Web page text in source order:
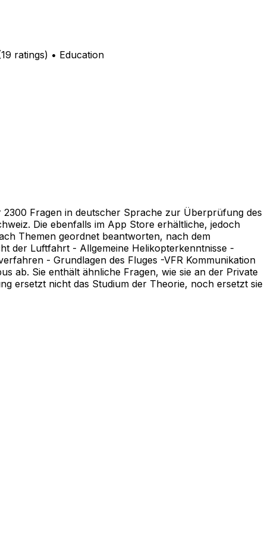
ratings) • Education
Fragen in deutscher Sprache zur Überprüfung des
Die ebenfalls im App Store erhältliche, jedoch
Themen geordnet beantworten, nach dem
der Luftfahrt - Allgemeine Helikopterkenntnisse -
- Grundlagen des Fluges -VFR Kommunikation
ab. Sie enthält ähnliche Fragen, wie sie an der Private
ersetzt nicht das Studium der Theorie, noch ersetzt sie